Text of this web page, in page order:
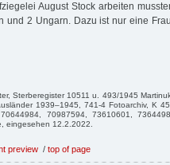
August Stock arbeiten
und 2 Ungarn. Dazu ist nur eine
Sterberegister 10511 u. 493/1945
1939–1945, 741-4 Fotoarchiv, K
70987594, 73610601,
eingesehen 12.2.2022.
preview / top of page